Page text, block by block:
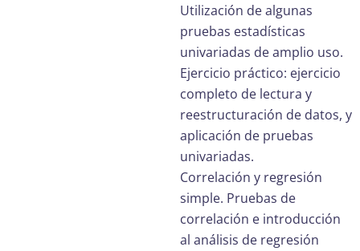
Utilización de algunas
pruebas estadísticas
univariadas de amplio uso.
Ejercicio práctico: ejercicio
completo de lectura y
reestructuración de datos, y
aplicación de pruebas
univariadas.
Correlación y regresión
simple. Pruebas de
correlación e introducción
al análisis de regresión